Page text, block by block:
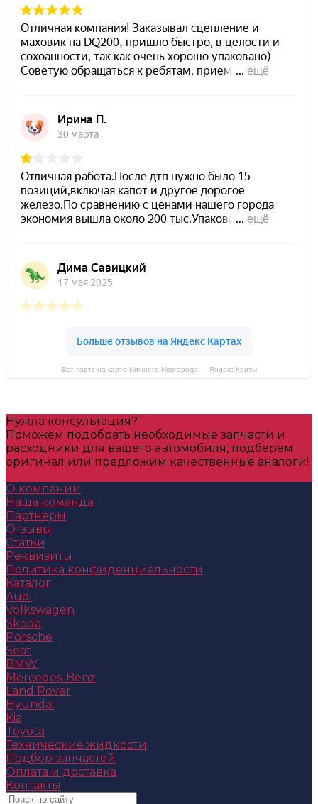
Ваг-партс на карте Нижнего Новгорода — Яндекс Карты
Нужна консультация?
Поможем подобрать необходимые запчасти и
расходники для вашего автомобиля, подберем
оригинал или предложим качественные аналоги!
О компании
Наша команда
Партнеры
Отзывы
Статьи
Реквизиты
Политика конфиденциальности
Каталог
Audi
Volkswagen
Skoda
Porsche
Seat
BMW
Mercedes-Benz
Land Rover
Hyundai
Kia
Toyota
Технические жидкости
Подбор запчастей
Оплата и доставка
Контакты